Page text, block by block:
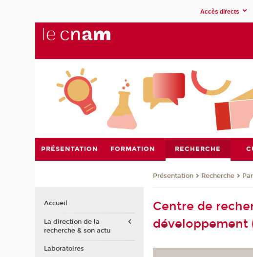
Accès directs
PRÉSENTATION FORMATION RECHERCHE
Présentation Recherche
Centre de
développement
Accueil
La direction de la
recherche & son actu
Laboratoires